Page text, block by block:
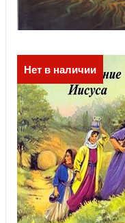
Нет в наличии